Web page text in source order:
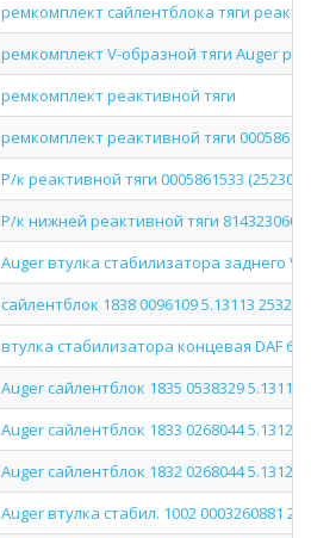
ремкомплект сайлентблока тяги
ремкомплект V-образной тяги Auger р/к
ремкомплект реактивной тяги
ремкомплект реактивной тяги
Р/к реактивной тяги 0005861533
Р/к нижней реактивной тяги
Auger втyлка стабилизатора заднего
сайлентблок 1838 0096109 5.13113
втулка стабилизатора концевая DAF 65/
Auger сайлентблок 1835 0538329 5.13110
Auger сайлентблок 1833 0268044 5.13120
Auger сайлентблок 1832 0268044 5.13124
Auger втулка стабил. 1002 0003260881